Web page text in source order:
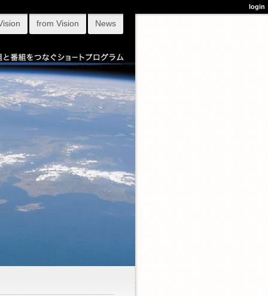
from Vision News
login